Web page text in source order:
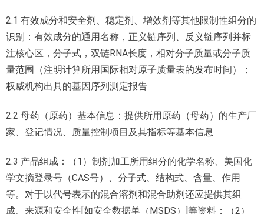
2.1 有效成分和安全剂、稳定剂、增效剂等其他限制性组分的
识别：有效成分的通用名称，正义链序列、反义链序列并标
注核心区，分子式，双链RNA长度，相对分子质量或分子质
量范围（注明计算所用国际相对原子质量表的发布时间）；
权威机构出具的基因序列测定报告
2.2 母药（原药）基本信息：提供所用原药（母药）的生产厂
家、登记情况、质量控制项目及其指标等基本信息
2.3 产品组成：（1）制剂加工所用组分的化学名称、美国化
学文摘登录号（CAS号）、分子式、结构式、含量、作用
等。对于以代号表示的混合溶剂和混合助剂还应提供其组
成、来源和安全性[如安全数据单（MSDS）]等资料；（2）